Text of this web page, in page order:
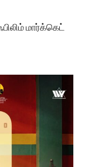
மார்க்கெட்